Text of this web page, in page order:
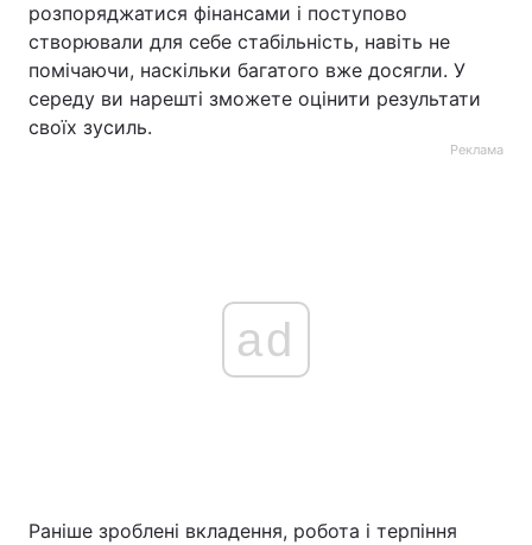
розпоряджатися фінансами і поступово
створювали для себе стабільність, навіть не
помічаючи, наскільки багатого вже досягли. У
середу ви нарешті зможете оцінити результати
своїх зусиль.
Реклама
ad
Раніше зроблені вкладення, робота і терпіння